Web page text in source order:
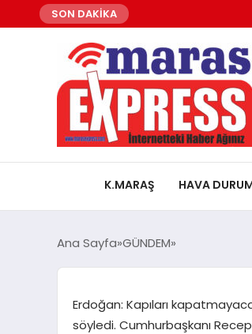
SON DAKİKA
K.MARAŞ HAVA
Ana Sayfa GÜNDEM
Erdoğan: Kapıları
söyledi. Cumhurbaşkanı